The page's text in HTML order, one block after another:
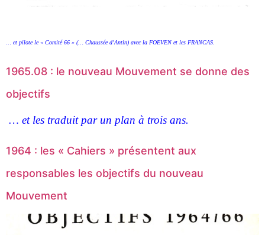
… et pilote le « Comité 66 » (… Chaussée d’Antin) avec la FOEVEN et les FRANCAS.
1965.08 : le nouveau Mouvement se donne des
objectifs
… et les traduit par un plan à trois ans.
1964 : les « Cahiers » présentent aux
responsables les objectifs du nouveau
Mouvement